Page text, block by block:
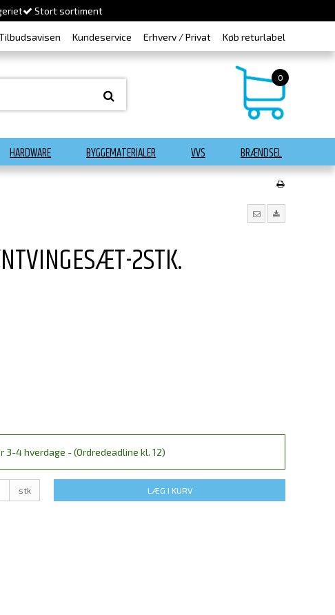
Stort sortiment
Kundeservice Erhverv / Privat Køb returlabel
0
HARDWARE BYGGEMATERIALER VVS BRÆNDSEL
2STK.
3-4 hverdage - (Ordredeadline kl. 12)
stk LÆG I KURV